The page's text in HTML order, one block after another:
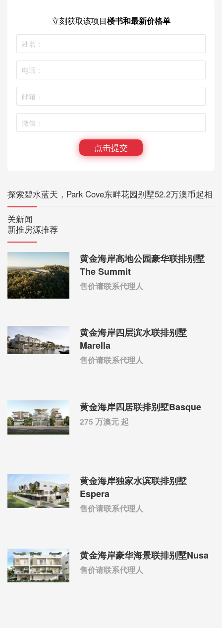
立刻获取该项目楼书和最新价格单
点击提交
探索碧水蓝天，Park Cove东畔花园别墅52.2万澳币起相
关新闻
新推房源推荐
黄金海岸高地公园豪华联排别墅
The Summit
售价请联系代理人
黄金海岸四层滨水联排别墅
Marella
售价请联系代理人
黄金海岸四居联排别墅Basque
275 万澳元 起
黄金海岸独家水滨联排别墅
Espera
售价请联系代理人
黄金海岸豪华海景联排别墅Nusa
售价请联系代理人